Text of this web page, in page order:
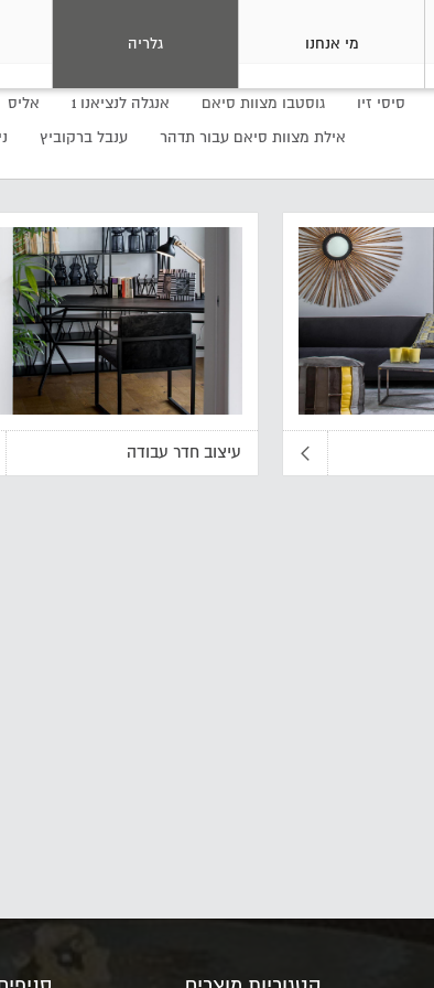
מי אנחנו גלריה
אליס אנגלה לנציאנו 1 גוסטבו מצוות סיאם סיסי זיו
ענבל ברקוביץ אילת מצוות סיאם עבור תדהר
עיצוב חדר עבודה